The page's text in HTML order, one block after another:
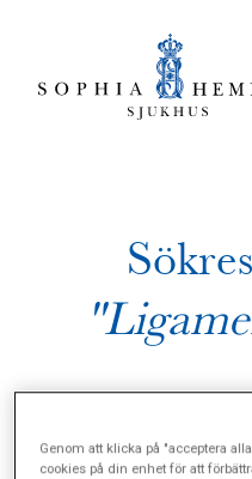
Genom att klicka på "acceptera
cookies på din enhet för att